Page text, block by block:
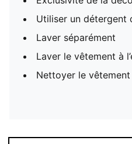
Utiliser un détergent
Laver séparément
Laver le vêtement à
Nettoyer le